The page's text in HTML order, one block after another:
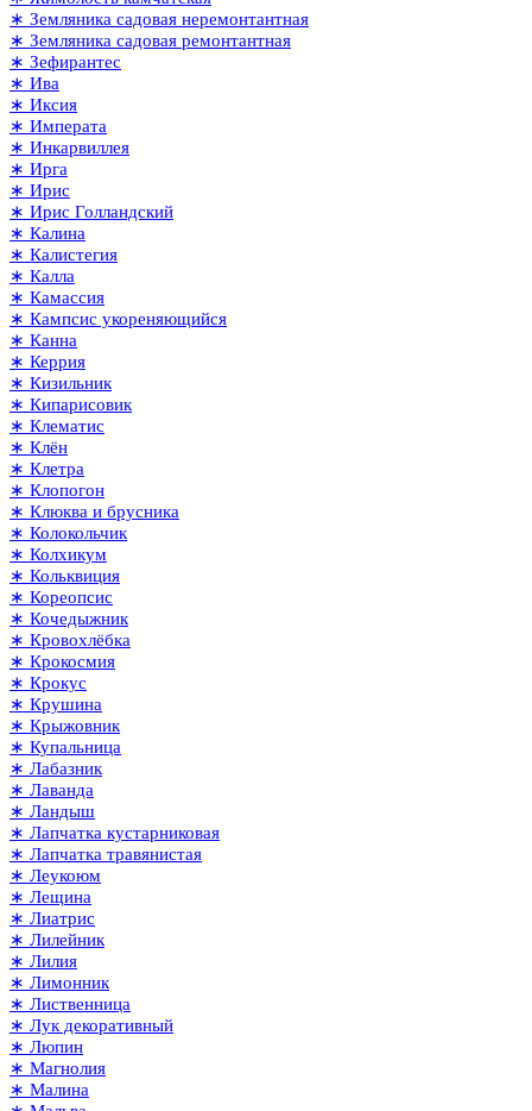
∗ Земляника садовая неремонтантная
∗ Земляника садовая ремонтантная
∗ Зефирантес
∗ Ива
∗ Иксия
∗ Императа
∗ Инкарвиллея
∗ Ирга
∗ Ирис
∗ Ирис Голландский
∗ Калина
∗ Калистегия
∗ Калла
∗ Камассия
∗ Кампсис укореняющийся
∗ Канна
∗ Керрия
∗ Кизильник
∗ Кипарисовик
∗ Клематис
∗ Клён
∗ Клетра
∗ Клопогон
∗ Клюква и брусника
∗ Колокольчик
∗ Колхикум
∗ Кольквиция
∗ Кореопсис
∗ Кочедыжник
∗ Кровохлёбка
∗ Крокосмия
∗ Крокус
∗ Крушина
∗ Крыжовник
∗ Купальница
∗ Лабазник
∗ Лаванда
∗ Ландыш
∗ Лапчатка кустарниковая
∗ Лапчатка травянистая
∗ Леукоюм
∗ Лещина
∗ Лиатрис
∗ Лилейник
∗ Лилия
∗ Лимонник
∗ Лиственница
∗ Лук декоративный
∗ Люпин
∗ Магнолия
∗ Малина